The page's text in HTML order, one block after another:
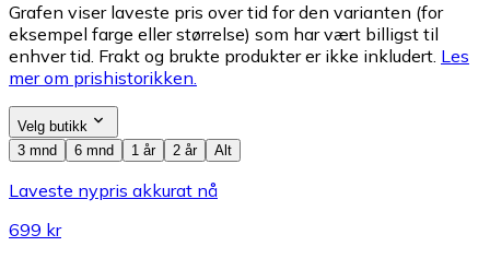
Grafen viser laveste pris over tid for den varianten (for
eksempel farge eller størrelse) som har vært billigst til
enhver tid. Frakt og brukte produkter er ikke inkludert. Les
mer om prishistorikken.
Velg butikk
3 mnd
6 mnd 1 år 2 år Alt
Laveste nypris akkurat nå
699 kr